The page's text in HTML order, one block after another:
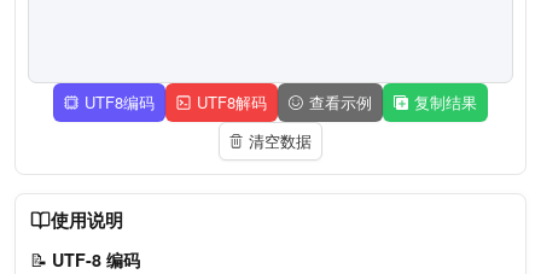
UTF8编码 UTF8解码 查看示例
复制结果
清空数据
使用说明
📝 UTF-8 编码